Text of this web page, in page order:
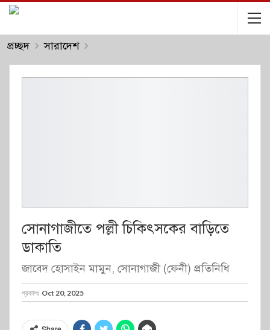
প্রচ্ছদ সারাদেশ
সোনাগাজীতে পল্লী চিকিৎসকের বাড়িতে
ডাকাতি
জাবেদ হোসাইন মামুন, সোনাগাজী (ফেনী) প্রতিনিধি
প্রকাশঃ Oct 20, 2025